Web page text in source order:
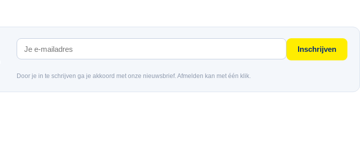
Inschrijven
Door je in te schrijven ga je akkoord met onze nieuwsbrief. Afmelden kan met één klik.